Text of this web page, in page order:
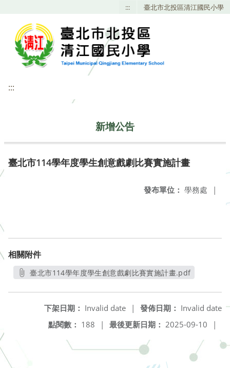
::: 臺北市北投區清江國民小學
:::
新增公告
臺北市114學年度學生創意戲劇比賽實施計畫
發布單位： 學務處 |
相關附件
臺北市114學年度學生創意戲劇比賽實施計畫.pdf
發佈日期： Invalid date
下架日期： Invalid date
|
最後更新日期： 2025-09-10 |
點閱數： 188 |